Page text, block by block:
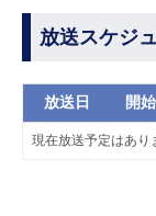
放送スケジ
放送日 開
現在放送予定はあり